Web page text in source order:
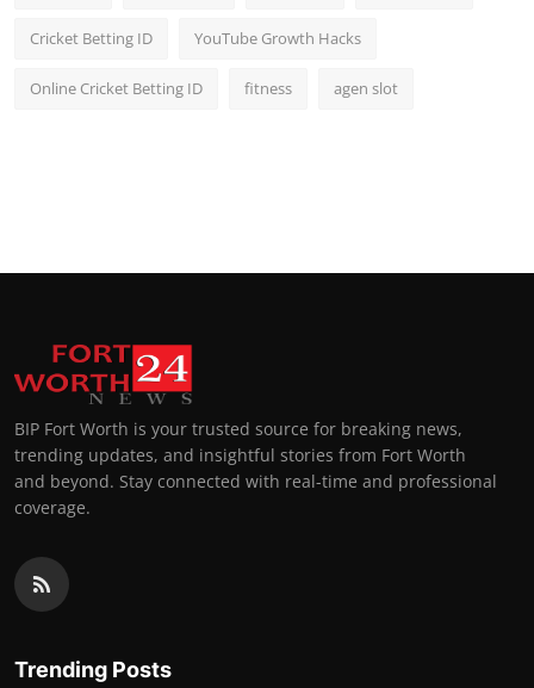
Cricket Betting ID YouTube Growth Hacks
Online Cricket Betting ID fitness agen slot
BIP Fort Worth is your trusted source for breaking news,
trending updates, and insightful stories from Fort Worth
and beyond. Stay connected with real-time and professional
coverage.
Trending Posts